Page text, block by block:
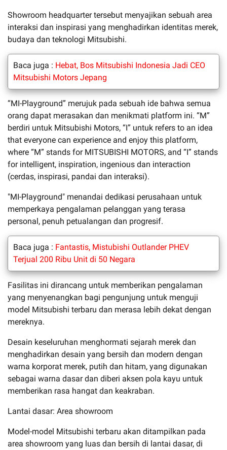
Showroom headquarter tersebut menyajikan sebuah area
interaksi dan inspirasi yang menghadirkan identitas merek,
budaya dan teknologi Mitsubishi.
Baca juga : Hebat, Bos Mitsubishi Indonesia Jadi CEO
Mitsubishi Motors Jepang
“MI-Playground” merujuk pada sebuah ide bahwa semua
orang dapat merasakan dan menikmati platform ini. “M”
berdiri untuk Mitsubishi Motors, “I” untuk refers to an idea
that everyone can experience and enjoy this platform,
where “M” stands for MITSUBISHI MOTORS, and “I” stands
for intelligent, inspiration, ingenious dan interaction
(cerdas, inspirasi, pandai dan interaksi).
"MI-Playground" menandai dedikasi perusahaan untuk
memperkaya pengalaman pelanggan yang terasa
personal, penuh petualangan dan progresif.
Baca juga : Fantastis, Mistubishi Outlander PHEV
Terjual 200 Ribu Unit di 50 Negara
Fasilitas ini dirancang untuk memberikan pengalaman
yang menyenangkan bagi pengunjung untuk menguji
model Mitsubishi terbaru dan merasa lebih dekat dengan
mereknya.
Desain keseluruhan menghormati sejarah merek dan
menghadirkan desain yang bersih dan modern dengan
warna korporat merek, putih dan hitam, yang digunakan
sebagai warna dasar dan diberi aksen pola kayu untuk
memberikan rasa hangat dan keakraban.
Lantai dasar: Area showroom
Model-model Mitsubishi terbaru akan ditampilkan pada
area showroom yang luas dan bersih di lantai dasar, di